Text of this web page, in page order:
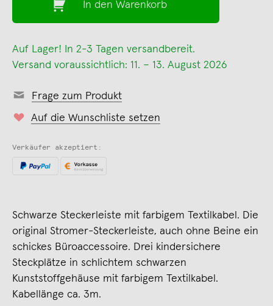
In den Warenkorb
Auf Lager! In 2-3 Tagen versandbereit.
Versand voraussichtlich: 11. – 13. August 2026
Frage zum Produkt
Auf die Wunschliste setzen
Verkäufer akzeptiert:
Schwarze Steckerleiste mit farbigem Textilkabel. Die
original Stromer-Steckerleiste, auch ohne Beine ein
schickes Büroaccessoire. Drei kindersichere
Steckplätze in schlichtem schwarzen
Kunststoffgehäuse mit farbigem Textilkabel.
Kabellänge ca. 3m.